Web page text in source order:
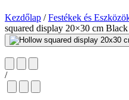
Kezdőlap / Festékek és
squared display 20×30 cm Black
/